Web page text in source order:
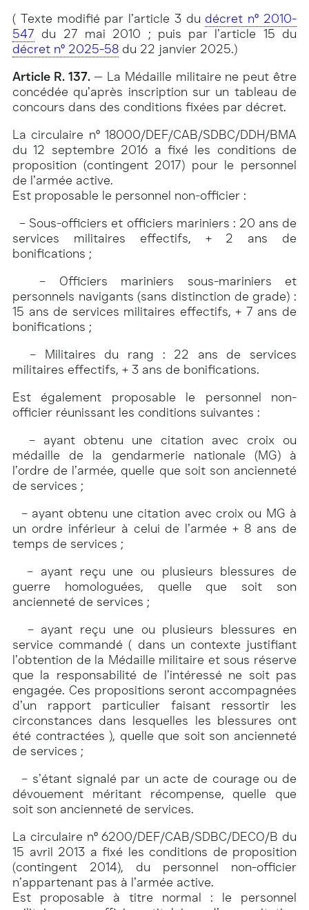
( Texte modifié par l’article 3 du décret n° 2010-
547 du 27 mai 2010 ; puis par l’article 15 du
décret n° 2025-58 du 22 janvier 2025.)
Article R. 137.— La Médaille militaire ne peut être
concédée qu’après inscription sur un tableau de
concours dans des conditions fixées par décret.
La circulaire n° 18000/DEF/CAB/SDBC/DDH/BMA
du 12 septembre 2016 a fixé les conditions de
proposition (contingent 2017) pour le personnel
de l’armée active.
Est proposable le personnel non-officier :
– Sous-officiers et officiers mariniers : 20 ans de
services militaires effectifs, + 2 ans de
bonifications ;
– Officiers mariniers sous-mariniers et
personnels navigants (sans distinction de grade) :
15 ans de services militaires effectifs, + 7 ans de
bonifications ;
– Militaires du rang : 22 ans de services
militaires effectifs, + 3 ans de bonifications.
Est également proposable le personnel non-
officier réunissant les conditions suivantes :
– ayant obtenu une citation avec croix ou
médaille de la gendarmerie nationale (MG) à
l’ordre de l’armée, quelle que soit son ancienneté
de services ;
– ayant obtenu une citation avec croix ou MG à
un ordre inférieur à celui de l’armée + 8 ans de
temps de services ;
– ayant reçu une ou plusieurs blessures de
guerre homologuées, quelle que soit son
ancienneté de services ;
– ayant reçu une ou plusieurs blessures en
service commandé ( dans un contexte justifiant
l’obtention de la Médaille militaire et sous réserve
que la responsabilité de l’intéressé ne soit pas
engagée. Ces propositions seront accompagnées
d’un rapport particulier faisant ressortir les
circonstances dans lesquelles les blessures ont
été contractées ), quelle que soit son ancienneté
de services ;
– s’étant signalé par un acte de courage ou de
dévouement méritant récompense, quelle que
soit son ancienneté de services.
La circulaire n° 6200/DEF/CAB/SDBC/DECO/B du
15 avril 2013 a fixé les conditions de proposition
(contingent 2014), du personnel non-officier
n’appartenant pas à l’armée active.
Est proposable à titre normal : le personnel